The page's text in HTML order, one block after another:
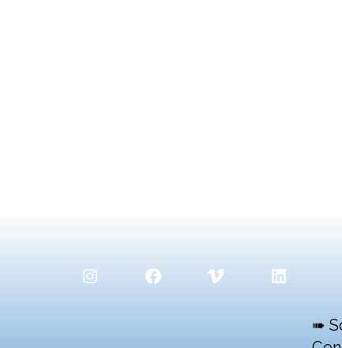
InstagramFacebookVimeo LinkedIn
➠